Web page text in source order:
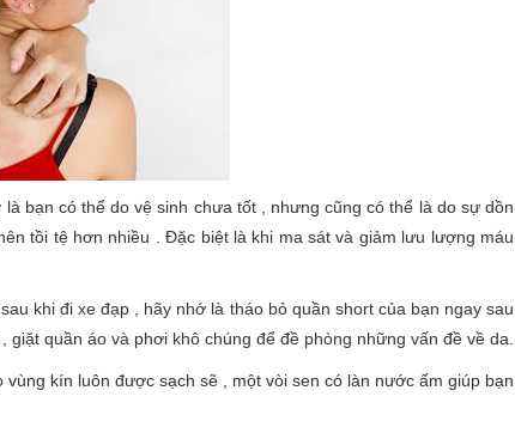
bạn có thể do vệ sinh chưa tốt , nhưng cũng có thể là do sự dồn
tồi tệ hơn nhiều . Đặc biệt là khi ma sát và giảm lưu lượng máu
khi đi xe đạp , hãy nhớ là tháo bỏ quần short của bạn ngay sau
giặt quần áo và phơi khô chúng để đề phòng những vấn đề về da.
kín luôn được sạch sẽ , một vòi sen có làn nước ấm giúp bạn